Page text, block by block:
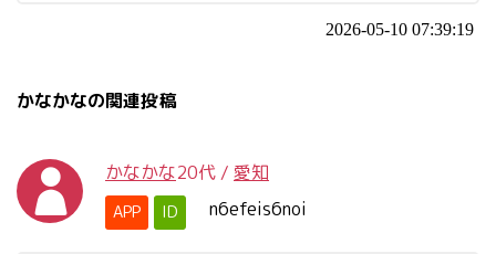
2026-05-10 07:39:19
かなかなの関連投稿
かなかな20代 / 愛知
APP ID n6efeis6noi